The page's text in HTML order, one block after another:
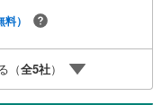
スペースも完備！お子様
り変動あり）現地のご案
お問い合わせくださ
）
（全5社）